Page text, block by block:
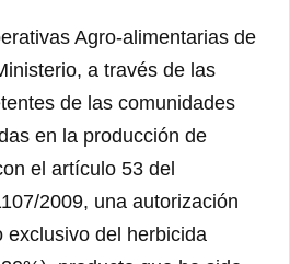
Agro-alimentarias de
a través de las
de las comunidades
en la producción de
el artículo 53 del
2009, una autorización
exclusivo del herbicida